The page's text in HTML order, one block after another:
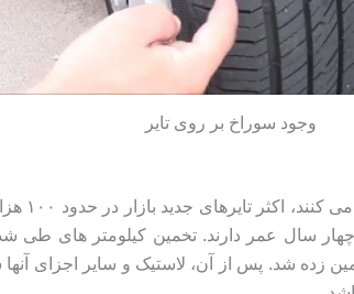
وجود سوراخ بر روی تایر
اگر شما
سال عمر دارند. تخمین کیلومتر های طی
کیلومتر در سال زمان تقریبی عمر تایرها ۳ الی ۴ سال تخمین زده شد.